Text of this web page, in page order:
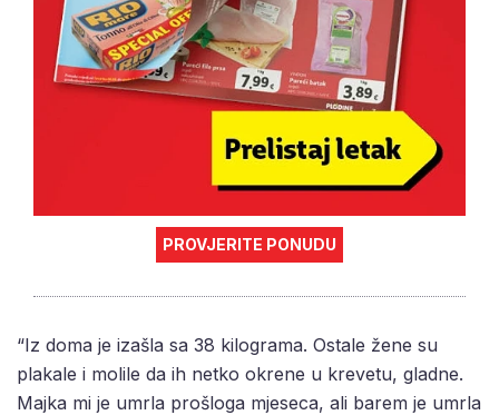
PROVJERITE PONUDU
“Iz doma je izašla sa 38 kilograma. Ostale žene su
plakale i molile da ih netko okrene u krevetu, gladne.
Majka mi je umrla prošloga mjeseca, ali barem je umrla